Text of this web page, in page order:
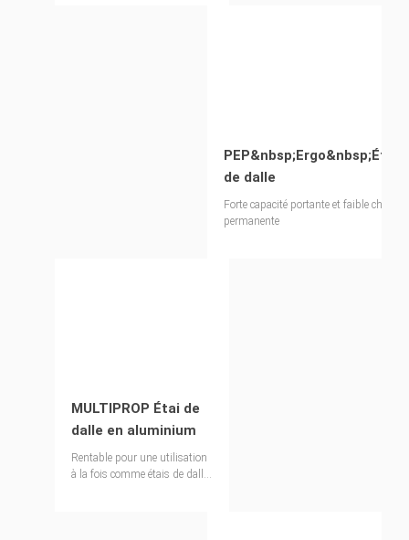
PEP&nbsp;Ergo&nbsp;Étais
de dalle
Forte capacité portante et faible charge
permanente
MULTIPROP Étai de
dalle en aluminium
Rentable pour une utilisation
à la fois comme étais de dalle